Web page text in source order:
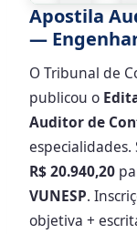
Apostila
—
O Tribunal de
publicou o
Auditor de
especialidades.
R$ 20.940,20
VUNESP.
objetiva +